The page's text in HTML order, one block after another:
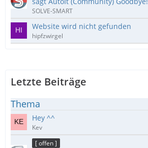
SOLVE-SMART
Website wird nicht gefunden
hipfzwirgel
Letzte Beiträge
Thema
Hey ^^
Kev
[ offen ]